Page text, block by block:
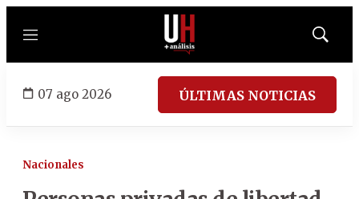
Menú
Mostrar
07 ago 2026 ÚLTIMAS NOTICIAS
Nacionales